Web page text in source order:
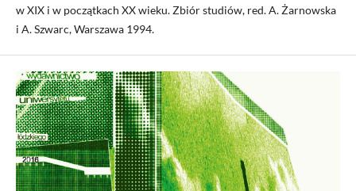
w XIX i w początkach XX wieku. Zbiór studiów, red. A. Żarnowska
i A. Szwarc, Warszawa 1994.